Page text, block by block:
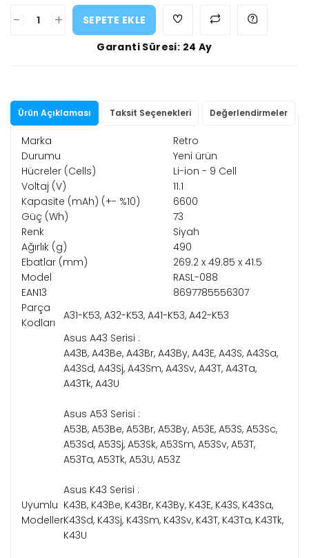
- +
SEPETE EKLE
Garanti Süresi: 24 Ay
Ürün Açıklaması Taksit Seçenekleri Değerlendirmeler
Marka
Retro
Durumu
Yeni ürün
Hücreler (Cells)
Li-ion - 9 Cell
Voltaj (V)
11.1
Kapasite (mAh) (+- %10)
6600
Güç (Wh)
73
Renk
Siyah
Ağırlık (g)
490
Ebatlar (mm)
269.2 x 49.85 x 41.5
Model
RASL-088
EAN13
8697785556307
Parça
Kodları
A31-K53, A32-K53, A41-K53, A42-K53
Uyumlu
Modeller
Asus A43 Serisi :
A43B, A43Be, A43Br, A43By, A43E, A43S, A43Sa,
A43Sd, A43Sj, A43Sm, A43Sv, A43T, A43Ta,
A43Tk, A43U
Asus A53 Serisi :
A53B, A53Be, A53Br, A53By, A53E, A53S, A53Sc,
A53Sd, A53Sj, A53Sk, A53Sm, A53Sv, A53T,
A53Ta, A53Tk, A53U, A53Z
Asus K43 Serisi :
K43B, K43Be, K43Br, K43By, K43E, K43S, K43Sa,
K43Sd, K43Sj, K43Sm, K43Sv, K43T, K43Ta, K43Tk,
K43U